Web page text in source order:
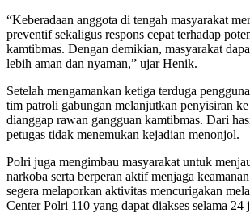
“Keberadaan anggota di tengah masyarakat
preventif sekaligus respons cepat terhadap
kamtibmas. Dengan demikian, masyarakat
lebih aman dan nyaman,” ujar Henik.
Setelah mengamankan ketiga terduga
tim patroli gabungan melanjutkan penyisiran
dianggap rawan gangguan kamtibmas. Dari
petugas tidak menemukan kejadian menonjol.
Polri juga mengimbau masyarakat untuk
narkoba serta berperan aktif menjaga
segera melaporkan aktivitas mencurigakan
Center Polri 110 yang dapat diakses selama 24